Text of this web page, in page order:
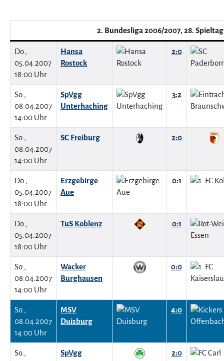
2. Bundesliga 2006/2007, 28. Spieltag
Do.,
05.04.2007
18:00 Uhr
Hansa
Rostock
2:0
So.,
08.04.2007
14:00 Uhr
SpVgg
Unterhaching
3:2
So.,
08.04.2007
14:00 Uhr
SC Freiburg 2:0
Do.,
05.04.2007
18:00 Uhr
Erzgebirge
Aue
0:1
Do.,
05.04.2007
18:00 Uhr
TuS Koblenz 0:1
So.,
08.04.2007
14:00 Uhr
Wacker
Burghausen
0:0
So.,
08.04.2007
14:00 Uhr
MSV
Duisburg
4:0
So.,
SpVgg
2:0